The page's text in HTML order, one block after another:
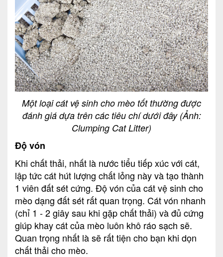
Một loại cát vệ sinh cho mèo tốt thường được
đánh giá dựa trên các tiêu chí dưới đây (Ảnh:
Clumping Cat Litter)
Độ vón
Khi chất thải, nhất là nước tiểu tiếp xúc với cát,
lập tức cát hút lượng chất lỏng này và tạo thành
1 viên đất sét cứng. Độ vón của cát vệ sinh cho
mèo dạng đất sét rất quan trọng. Cát vón nhanh
(chỉ 1 - 2 giây sau khi gặp chất thải) và đủ cứng
giúp khay cát của mèo luôn khô ráo sạch sẽ.
Quan trọng nhất là sẽ rất tiện cho bạn khi dọn
chất thải cho mèo.